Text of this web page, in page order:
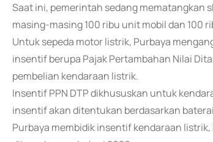
Saat ini, pemerintah sedang mematangkan
masing-masing 100 ribu unit mobil dan 100
Untuk sepeda motor listrik, Purbaya
insentif berupa Pajak Pertambahan Nilai
pembelian kendaraan listrik.
Insentif PPN DTP dikhususkan untuk
insentif akan ditentukan berdasarkan
Purbaya membidik insentif kendaraan